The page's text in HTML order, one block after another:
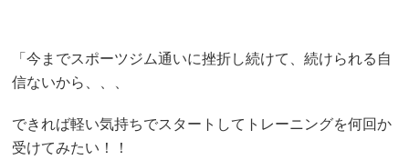
「今までスポーツジム通いに挫折し続けて、続けられる自
信ないから、、、
できれば軽い気持ちでスタートしてトレーニングを何回か
受けてみたい！！